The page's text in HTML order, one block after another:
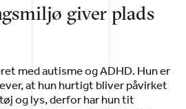
giver plads
med autisme og ADHD. Hun er
at hun hurtigt bliver påvirket
og lys, derfor har hun tit